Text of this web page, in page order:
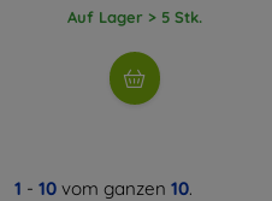
Auf Lager > 5 Stk.
1 - 10 vom ganzen 10.